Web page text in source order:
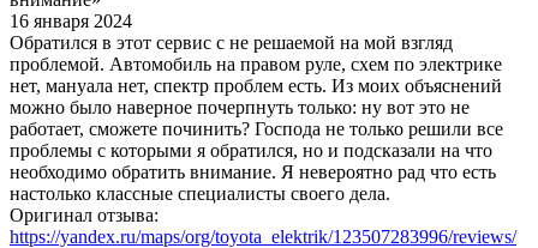
16 января 2024
Обратился в этот сервис с не решаемой на мой взгляд
проблемой. Автомобиль на правом руле, схем по электрике
нет, мануала нет, спектр проблем есть. Из моих объяснений
можно было наверное почерпнуть только: ну вот это не
работает, сможете починить? Господа не только решили все
проблемы с которыми я обратился, но и подсказали на что
необходимо обратить внимание. Я невероятно рад что есть
настолько классные специалисты своего дела.
Оригинал отзыва:
https://yandex.ru/maps/org/toyota_elektrik/123507283996/reviews/